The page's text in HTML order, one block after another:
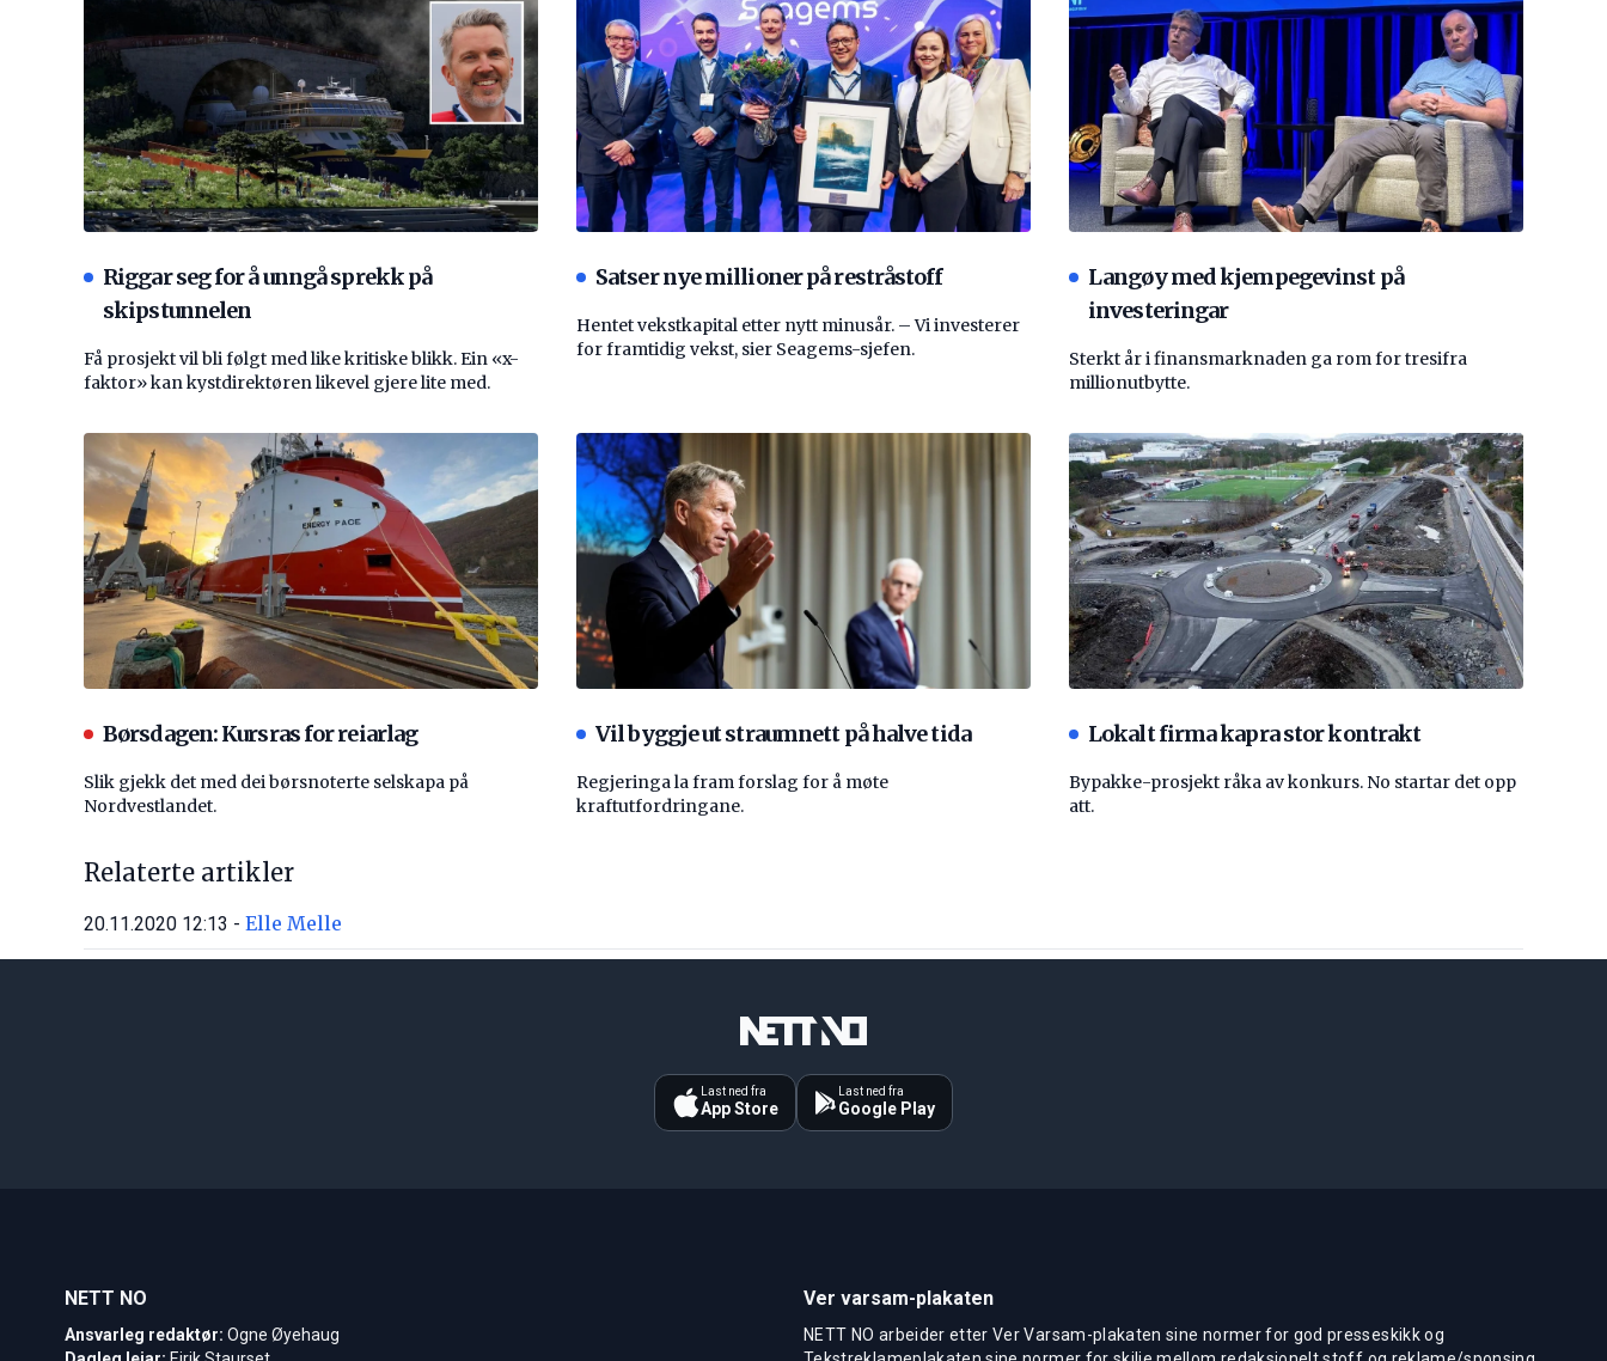
Riggar seg for å unngå sprekk på
skipstunnelen
Få prosjekt vil bli følgt med like kritiske blikk. Ein «x-
faktor» kan kystdirektøren likevel gjere lite med.
Satser nye millioner på restråstoff
Hentet vekstkapital etter nytt minusår. – Vi investerer
for framtidig vekst, sier Seagems-sjefen.
Langøy med kjempegevinst på
investeringar
Sterkt år i finansmarknaden ga rom for tresifra
millionutbytte.
Børsdagen: Kursras for reiarlag
Slik gjekk det med dei børsnoterte selskapa på
Nordvestlandet.
Vil byggje ut straumnett på halve tida
Regjeringa la fram forslag for å møte
kraftutfordringane.
Lokalt firma kapra stor kontrakt
Bypakke-prosjekt råka av konkurs. No startar det opp
att.
Relaterte artikler
20.11.2020 12:13 - Elle Melle
Last ned fra
App Store
Last ned fra
Google Play
NETT NO
Ansvarleg redaktør: Ogne Øyehaug
Ver varsam-plakaten
NETT NO arbeider etter Ver Varsam-plakaten sine normer for god presseskikk og